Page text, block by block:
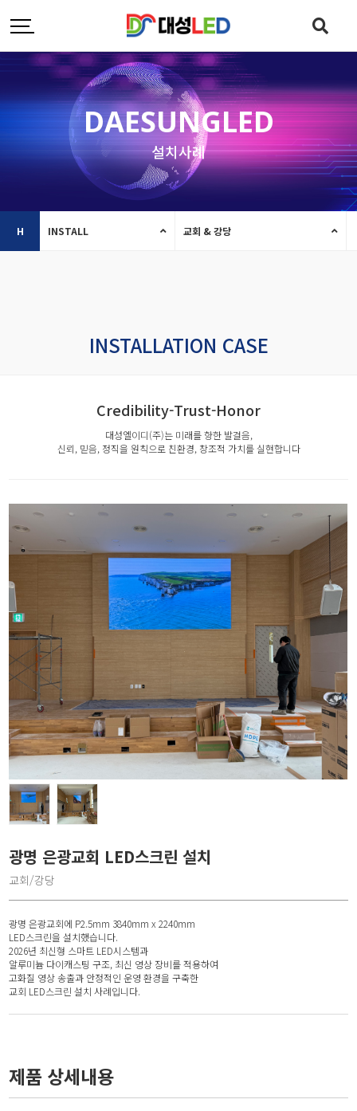
DAESUNGLED
설치사례
H INSTALL 교회 & 강당
INSTALLATION CASE
Credibility-Trust-Honor
대성엘이디(주)는 미래를 향한 발걸음,
신뢰, 믿음, 정직을 원칙으로 친환경, 창조적 가치를 실현합니다
광명 은광교회 LED스크린 설치
교회/강당
광명 은광교회에 P2.5mm 3840mm x 2240mm
LED스크린을 설치했습니다.
2026년 최신형 스마트 LED시스템과
알루미늄 다이캐스팅 구조, 최신 영상 장비를 적용하여
고화질 영상 송출과 안정적인 운영 환경을 구축한
교회 LED스크린 설치 사례입니다.
제품 상세내용